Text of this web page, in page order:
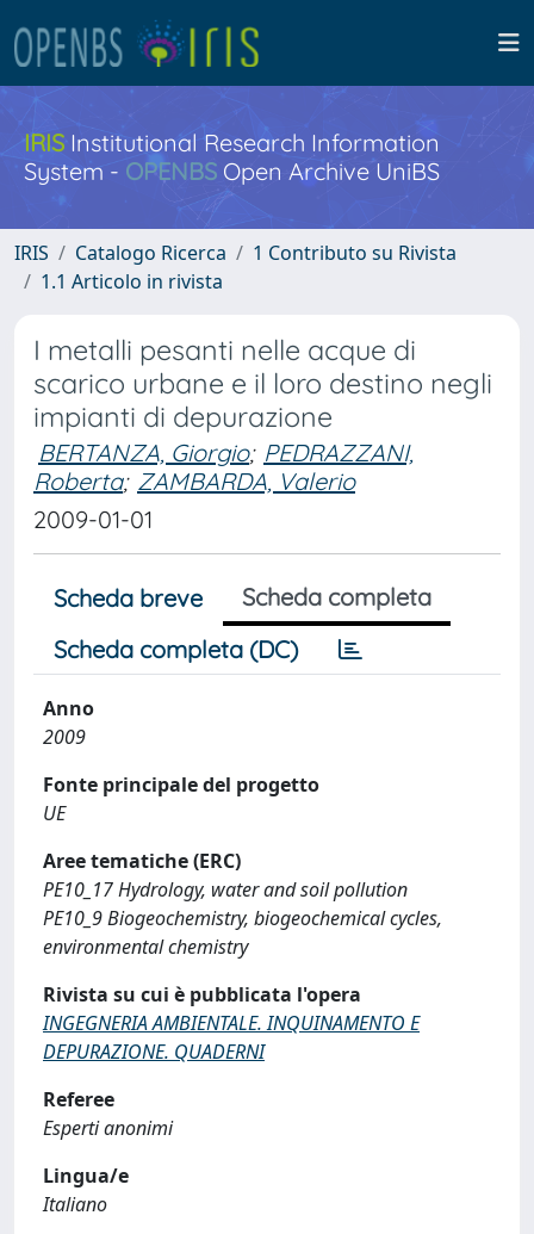
IRISInstitutional Research Information
System - OPENBS Open Archive UniBS
IRIS Catalogo Ricerca
1 Contributo su Rivista
1.1 Articolo in rivista
I metalli pesanti nelle acque di
scarico urbane e il loro destino negli
impianti di depurazione
BERTANZA, Giorgio; PEDRAZZANI,
Roberta; ZAMBARDA, Valerio
2009-01-01
Scheda breve
Scheda completa
Scheda completa (DC)
Anno
2009
Fonte principale del progetto
UE
Aree tematiche (ERC)
PE10_17 Hydrology, water and soil pollution
PE10_9 Biogeochemistry, biogeochemical cycles,
environmental chemistry
Rivista su cui è pubblicata l'opera
INGEGNERIA AMBIENTALE. INQUINAMENTO E
DEPURAZIONE. QUADERNI
Referee
Esperti anonimi
Lingua/e
Italiano